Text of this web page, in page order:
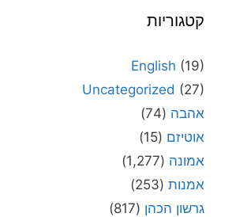
קטגוריות
English (19)
Uncategorized (27)
אהבה (74)
אוטיזם (15)
אמונה (1,277)
אמנות (253)
גרשון הכהן (817)